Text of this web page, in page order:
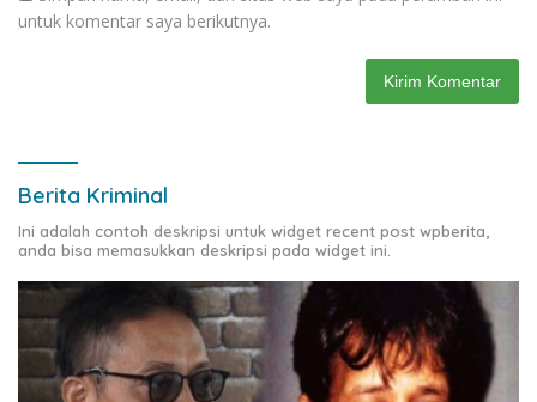
untuk komentar saya berikutnya.
Berita Kriminal
Ini adalah contoh deskripsi untuk widget recent post wpberita,
anda bisa memasukkan deskripsi pada widget ini.